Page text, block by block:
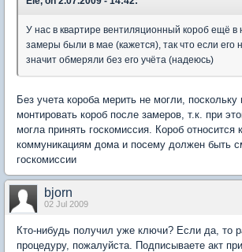
У нас в квартире вентиляционный короб ещё в
замеры были в мае (кажется), так что если его
значит обмеряли без его учёта (надеюсь)
Без учета короба мерить не могли, поскольку
монтировать короб после замеров, т.к. при
могла принять госкомиссия. Короб относится
коммуникациям дома и посему должен быть
госкомиссии
bjorn
02 Jul 2009
Кто-нибудь получил уже ключи? Если да, то
процедуру, пожалуйста. Подписываете акт